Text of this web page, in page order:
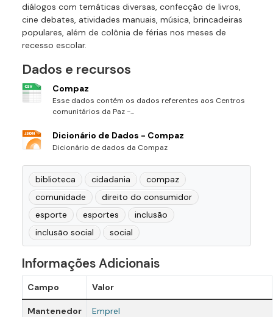
diálogos com temáticas diversas, confecção de livros,
cine debates, atividades manuais, música, brincadeiras
populares, além de colônia de férias nos meses de
recesso escolar.
Dados e recursos
Compaz
Esse dados contém os dados referentes aos Centros
comunitários da Paz -...
Dicionário de Dados - Compaz
Dicionário de dados da Compaz
biblioteca cidadania
compaz
comunidade
direito do consumidor
esporte
esportes
inclusão
inclusão social
social
Informações Adicionais
Campo Valor
Mantenedor Emprel